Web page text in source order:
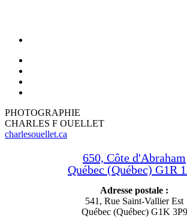
PHOTOGRAPHIE
CHARLES F OUELLET
charlesouellet.ca
650, Côte d'Abraham
Québec (Québec) G1R
Adresse postale :
541, Rue Saint-Vallier Est
Québec (Québec) G1K 3P9